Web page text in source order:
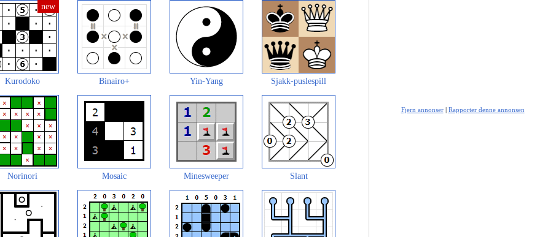
Kurodoko Binairo+ Yin-Yang Sjakk-puslespill
Norinori Mosaic Minesweeper Slant
Fjern annonser| Rapporter denne annonsen